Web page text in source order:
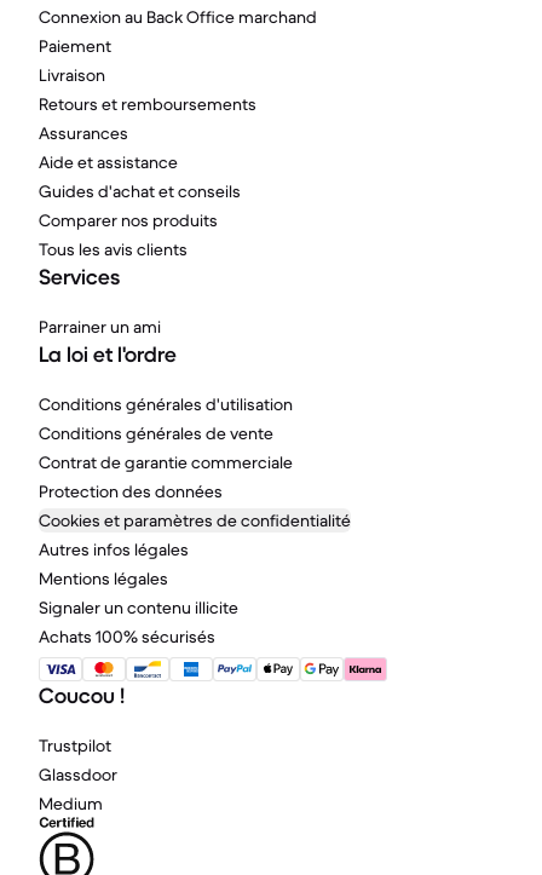
Connexion au Back Office marchand
Paiement
Livraison
Retours et remboursements
Assurances
Aide et assistance
Guides d'achat et conseils
Comparer nos produits
Tous les avis clients
Services
Parrainer un ami
La loi et l'ordre
Conditions générales d'utilisation
Conditions générales de vente
Contrat de garantie commerciale
Protection des données
Cookies et paramètres de confidentialité
Autres infos légales
Mentions légales
Signaler un contenu illicite
Achats 100% sécurisés
Coucou !
Trustpilot
Glassdoor
Medium